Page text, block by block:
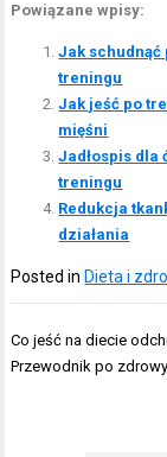
Powiązane wpisy:
Jak
treningu
Jak jeść po
mięśni
Jadłospis dla
treningu
Redukcja
działania
Posted in Dieta i
Nawigacja
wpisu
Co jeść na diecie
Przewodnik po